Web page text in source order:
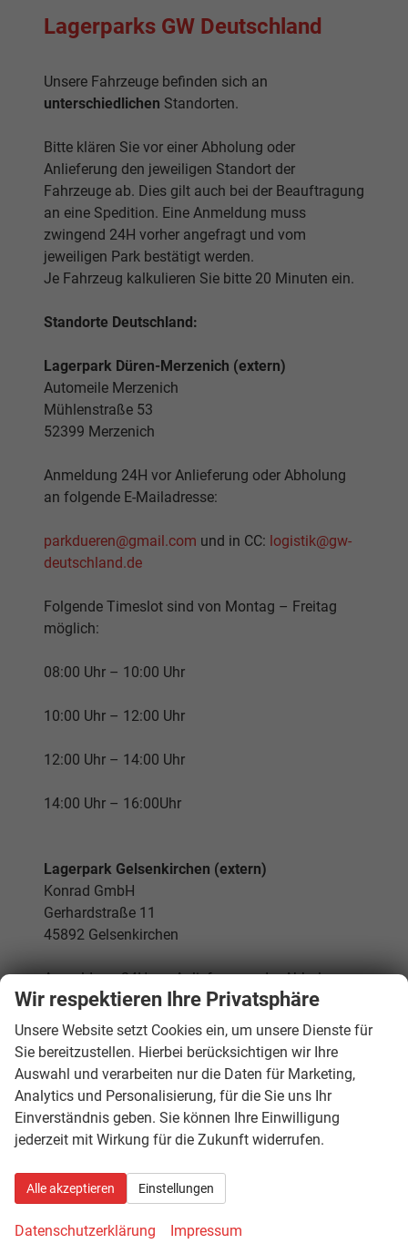
Lagerparks GW Deutschland
Unsere Fahrzeuge befinden sich an
unterschiedlichen Standorten.
Bitte klären Sie vor einer Abholung oder
Anlieferung den jeweiligen Standort der
Fahrzeuge ab. Dies gilt auch bei der Beauftragung
an eine Spedition. Eine Anmeldung muss
zwingend 24H vorher angefragt und vom
jeweiligen Park bestätigt werden.
Je Fahrzeug kalkulieren Sie bitte 20 Minuten ein.
Standorte Deutschland:
Lagerpark Düren-Merzenich (extern)
Automeile Merzenich
Mühlenstraße 53
52399 Merzenich
Anmeldung 24H vor Anlieferung oder Abholung
an folgende E-Mailadresse:
parkdueren@gmail.com und in CC: logistik@gw-
deutschland.de
Folgende Timeslot sind von Montag – Freitag
möglich:
08:00 Uhr – 10:00 Uhr
10:00 Uhr – 12:00 Uhr
12:00 Uhr – 14:00 Uhr
14:00 Uhr – 16:00Uhr
Lagerpark Gelsenkirchen (extern)
Konrad GmbH
Gerhardstraße 11
45892 Gelsenkirchen
Anmeldung 24H vor Anlieferung oder Abholung
an folgende E-Mailadresse:
parkgelsenkirchen@gmail.com und in CC:
logistik@gw-deutschland.de
Folgende Timeslot sind von Montag – Freitag
möglich:
08:00 Uhr – 10:00 Uhr
Wir respektieren Ihre Privatsphäre
Unsere Website setzt Cookies ein, um unsere Dienste für
Sie bereitzustellen. Hierbei berücksichtigen wir Ihre
Auswahl und verarbeiten nur die Daten für Marketing,
Analytics und Personalisierung, für die Sie uns Ihr
Einverständnis geben. Sie können Ihre Einwilligung
jederzeit mit Wirkung für die Zukunft widerrufen.
Alle akzeptieren Einstellungen
Datenschutzerklärung Impressum